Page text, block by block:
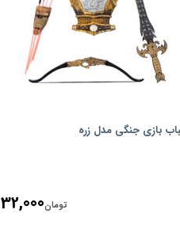
بازی جنگی مدل زره
تومان32,000